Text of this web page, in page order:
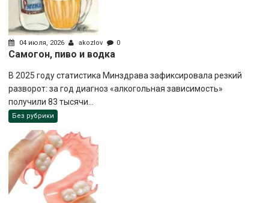
04 июля, 2026 akozlov 0
Самогон, пиво и водка
В 2025 году статистика Минздрава зафиксировала резкий
разворот: за год диагноз «алкогольная зависимость»
получили 83 тысячи...
Без рубрики